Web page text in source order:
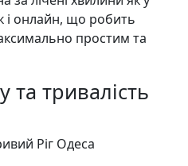
і онлайн, що робить
простим та
та тривалість